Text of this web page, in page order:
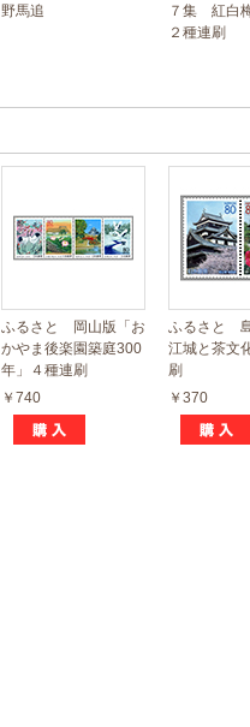
野馬追
７集 紅白
２種連刷
ふるさと 岡山版「お
かやま後楽園築庭300
年」４種連刷
￥740
ふるさと
江城と茶文
刷
￥370